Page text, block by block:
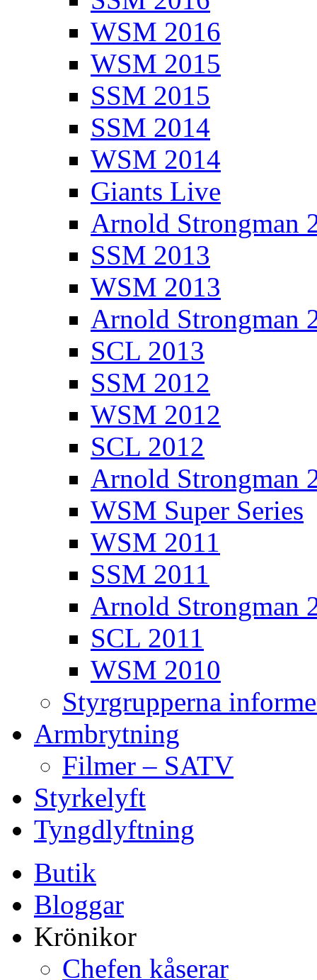
WSM 2016
WSM 2015
SSM 2015
SSM 2014
WSM 2014
Giants Live
Arnold Strongman
SSM 2013
WSM 2013
Arnold Strongman
SCL 2013
SSM 2012
WSM 2012
SCL 2012
Arnold Strongman
WSM Super Series
WSM 2011
SSM 2011
Arnold Strongman
SCL 2011
WSM 2010
Styrgrupperna
Armbrytning
Filmer – SATV
Styrkelyft
Tyngdlyftning
Butik
Bloggar
Krönikor
Chefen kåserar